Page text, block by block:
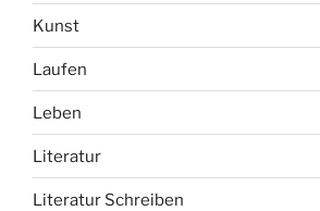
Kunst
Laufen
Leben
Literatur
Literatur Schreiben